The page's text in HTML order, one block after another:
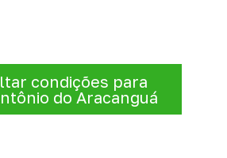
condições para
do Aracanguá